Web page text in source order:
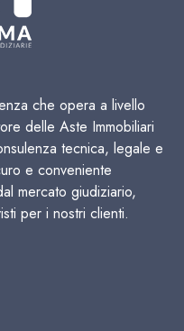
che opera a livello
delle Aste Immobiliari
tecnica, legale e
e conveniente
mercato giudiziario,
per i nostri clienti.